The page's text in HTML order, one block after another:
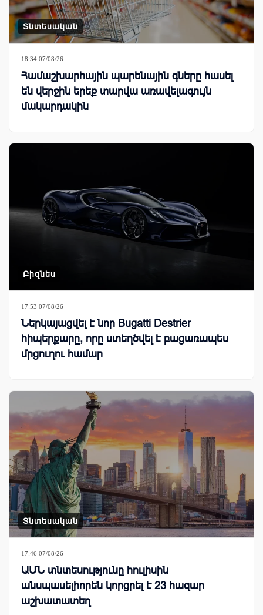
Տնտեսական
18:34 07/08/26
Համաշխարհային պարենային գները հասել
են վերջին երեք տարվա առավելագույն
մակարդակին
Բիզնես
17:53 07/08/26
Ներկայացվել է նոր Bugatti Destrier
հիպերքարը, որը ստեղծվել է բացառապես
մրցուղու համար
Տնտեսական
17:46 07/08/26
ԱՄՆ տնտեսությունը հուլիսին
անսպասելիորեն կորցրել է 23 հազար
աշխատատեղ